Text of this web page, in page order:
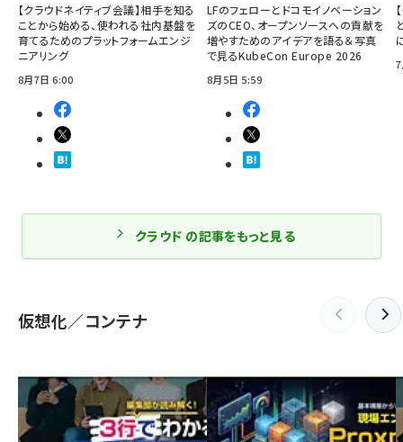
【クラウドネイティブ会議】相手を知る
ことから始める、使われる社内基盤を
育てるためのプラットフォームエンジ
ニアリング
8月7日 6:00
LFのフェローとドコモイノベーション
ズのCEO、オープンソースへの貢献を
増やすためのアイデアを語る＆写真
で見るKubeCon Europe 2026
8月5日 5:59
クラウド の記事をもっと見る
仮想化／コンテナ